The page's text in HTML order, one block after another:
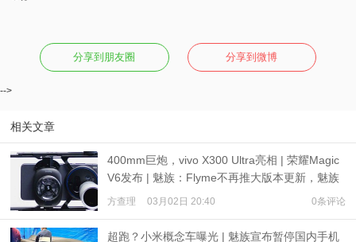
分享到朋友圈 分享到微博
-->
相关文章
400mm巨炮，vivo X300 Ultra亮相 | 荣耀Magic
V6发布 | 魅族：Flyme不再推大版本更新，魅族
23不发售
方查理 03月02日 20:40 0条评论
超跑？小米概念车曝光 | 魅族宣布暂停国内手机